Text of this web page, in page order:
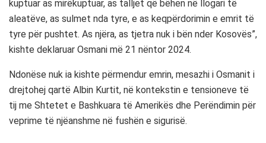
kuptuar as mirëkuptuar, as talljet që bëhen në llogari të
aleatëve, as sulmet nda tyre, e as keqpërdorimin e emrit të
tyre për pushtet. As njëra, as tjetra nuk i bën nder Kosovës”,
kishte deklaruar Osmani më 21 nëntor 2024.
Ndonëse nuk ia kishte përmendur emrin, mesazhi i Osmanit i
drejtohej qartë Albin Kurtit, në kontekstin e tensioneve të
tij me Shtetet e Bashkuara të Amerikës dhe Perëndimin për
veprime të njëanshme në fushën e sigurisë.